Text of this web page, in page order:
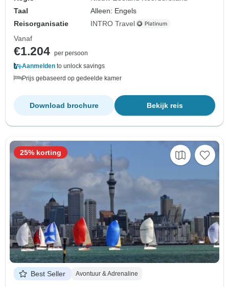
Taal
Alleen: Engels
Reisorganisatie
INTRO Travel
Vanaf
€1.204 per persoon
Aanmelden to unlock savings
Prijs gebaseerd op gedeelde kamer
Bekijk reis
Download brochure
Best Seller Avontuur & Adrenaline
25% korting